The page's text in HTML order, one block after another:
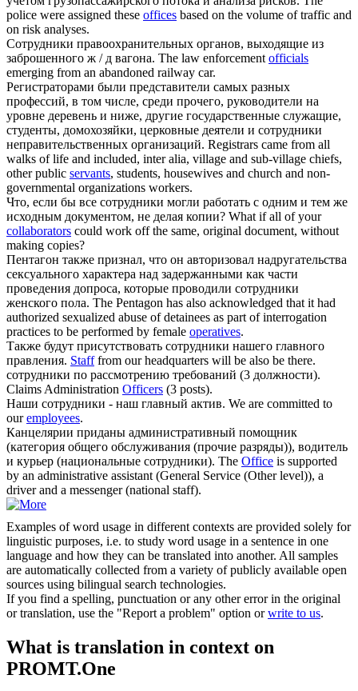
police were assigned these offices based on the volume of traffic and
on risk analyses.
Сотрудники правоохранительных органов, выходящие из
заброшенного ж / д вагона. The law enforcementofficials
emerging from an abandoned railway car.
Регистраторами были представители самых разных
профессий, в том числе, среди прочего, руководители на
уровне деревень и ниже, другие государственные служащие,
студенты, домохозяйки, церковные деятели и сотрудники
неправительственных организаций. Registrars came from all
walks of life and included, inter alia, village and sub-village chiefs,
other public servants, students, housewives and church and non-
governmental organizations workers.
Что, если бы все сотрудники могли работать с одним и тем же
исходным документом, не делая копии? What if all of your
collaborators could work off the same, original document, without
making copies?
Пентагон также признал, что он авторизовал надругательства
сексуального характера над задержанными как части
проведения допроса, которые проводили сотрудники
женского пола. The Pentagon has also acknowledged that it had
authorized sexualized abuse of detainees as part of interrogation
practices to be performed by female operatives.
Также будут присутствовать сотрудники нашего главного
правления. Stafffrom our headquarters will be also be there.
сотрудники по рассмотрению требований (3 должности).
Claims Administration Officers (3 posts).
Наши сотрудники - наш главный актив. We are committed to
ouremployees.
Канцелярии приданы административный помощник
(категория общего обслуживания (прочие разряды)), водитель
и курьер (национальные сотрудники). The Office is supported
by an administrative assistant (General Service (Other level)), a
driver and a messenger (national staff).
Examples of word usage in different contexts are provided solely for
linguistic purposes, i.e. to study word usage in a sentence in one
language and how they can be translated into another. All samples
are automatically collected from a variety of publicly available open
sources using bilingual search technologies.
If you find a spelling, punctuation or any other error in the original
or translation, use the "Report a problem" option orwrite to us.
What is translation in context on
PROMT.One